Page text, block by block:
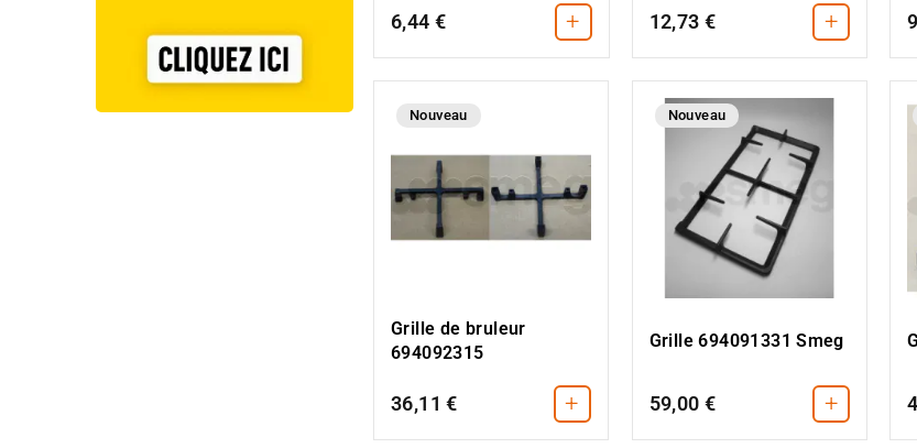
6,44 € + 12,73 € +
Nouveau
Grille de bruleur
694092315
36,11 € +
Nouveau
Grille 694091331 Smeg
59,00 € +